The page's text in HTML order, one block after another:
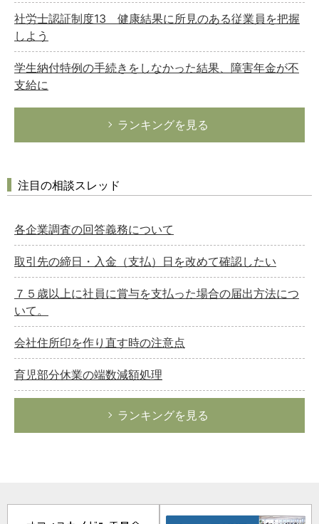
社労士認証制度13 健康結果に所見のある従業員を把握
しよう
学生納付特例の手続きをしなかった結果、障害年金が不
支給に
ランキングを見る
注目の相談スレッド
各企業調査の回答義務について
取引先の締日・入金（支払）日を改めて確認したい
７５歳以上に社員に賞与を支払った場合の届出方法につ
いて。
会社住所印を作り直す時の注意点
育児部分休業の端数減額処理
ランキングを見る